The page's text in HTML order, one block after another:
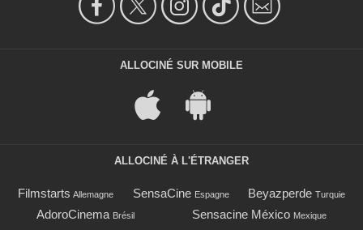
ALLOCINÉ SUR MOBILE
ALLOCINÉ À L'ÉTRANGER
Filmstarts Allemagne SensaCine Espagne Beyazperde Turquie
AdoroCinema Brésil Sensacine México Mexique